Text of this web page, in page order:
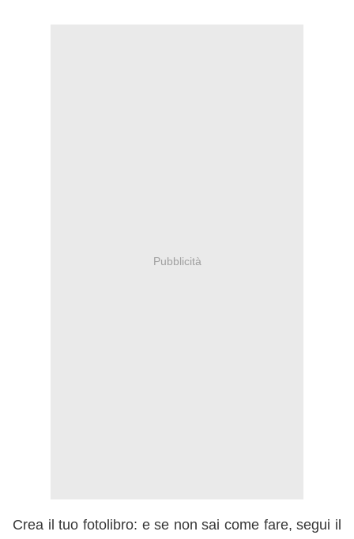
Pubblicità
Crea il tuo fotolibro: e se non sai come fare, segui il